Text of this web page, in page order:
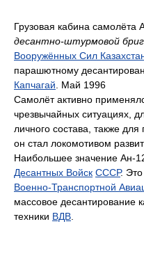
Грузовая кабина самолёта
десантно-штурмовой
Вооружённых Сил
парашютному
Капчагай. Май 1996
Самолёт активно
чрезвычайных ситуациях,
личного состава, также
он стал локомотивом
Наибольшее значение Ан-
Десантных Войск СССР.
Военно-Транспортной
массовое десантирование
техники ВДВ.